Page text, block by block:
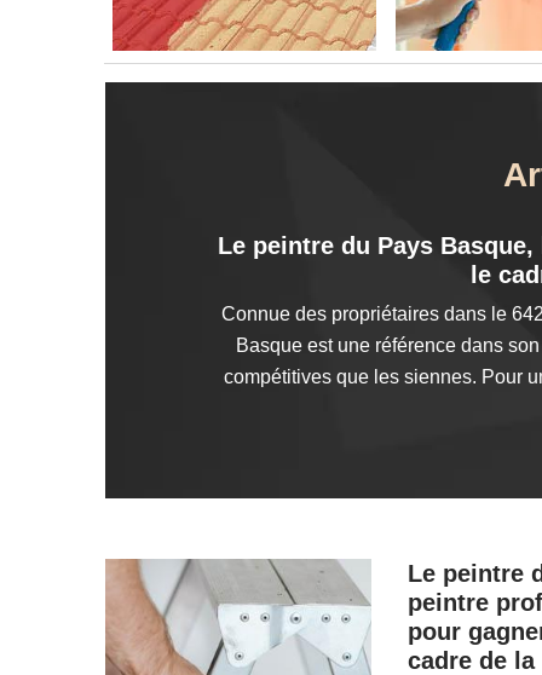
Le peintre du Pays
le
Connue des propriétaires dans le
Basque est une référence dans
compétitives que les siennes. Pour
Le peintre
peintre
pour
cadre de